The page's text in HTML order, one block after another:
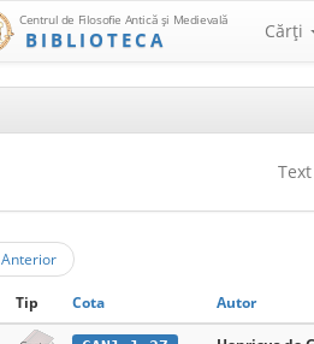
Centrul de Filosofie Antică şi Medievală
BIBLIOTECA Cărţi
Anterior
Tip Cota Autor